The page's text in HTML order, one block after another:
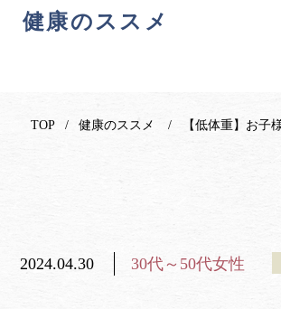
健康のススメ
TOP 健康のススメ 【低体重】お子
2024.04.30 30代～50代女性